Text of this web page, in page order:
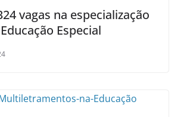
vagas na especialização
Especial